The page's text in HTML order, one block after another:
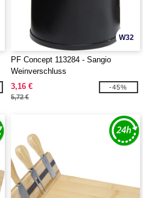
W32
PF Concept 113284 - Sangio
Weinverschluss
3,16 €
5,72 €
-45%